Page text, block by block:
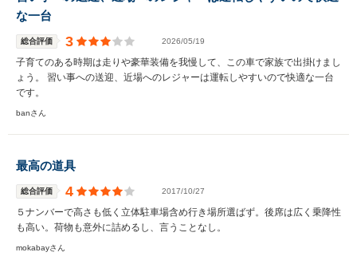
な一台
総合評価 3 2026/05/19
子育てのある時期は走りや豪華装備を我慢して、この車で家族で出掛けまし
ょう。 習い事への送迎、近場へのレジャーは運転しやすいので快適な一台
です。
banさん
最高の道具
総合評価 4 2017/10/27
５ナンバーで高さも低く立体駐車場含め行き場所選ばず。後席は広く乗降性
も高い。荷物も意外に詰めるし、言うことなし。
mokabayさん